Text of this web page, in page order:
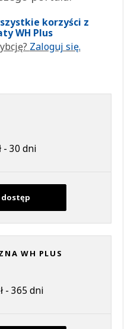
korzyści z
WH Plus
Zaloguj się.
- 30 dni
dostęp
WH PLUS
- 365 dni